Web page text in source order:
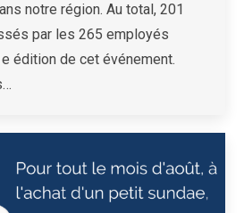
notre région. Au total, 201
par les 265 employés
édition de cet événement.